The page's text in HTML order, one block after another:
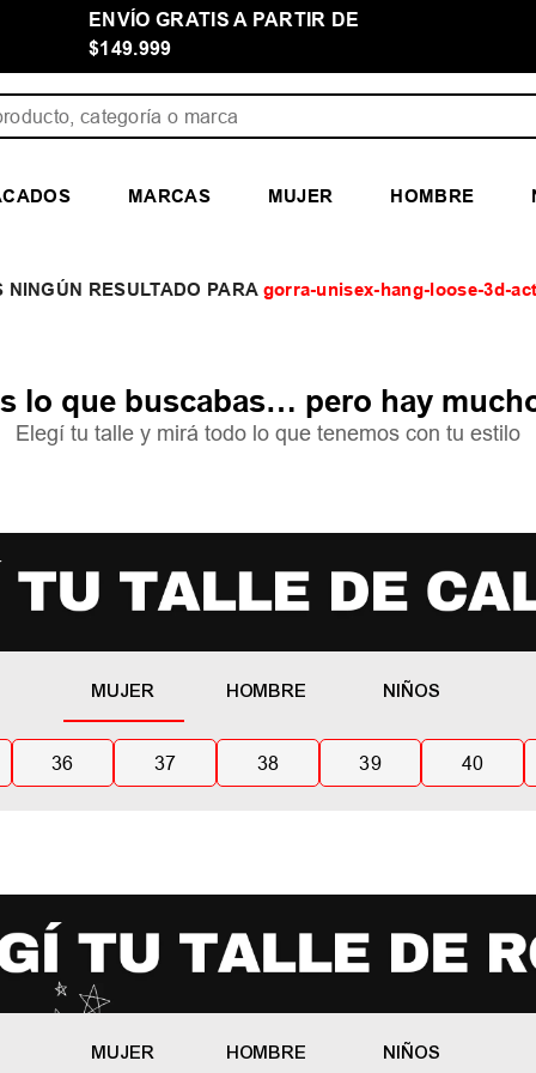
ENVÍO GRATIS A PARTIR DE
$149.999
MARCAS MUJER HOMBRE
gorra-unisex-hang-loose-3d-
lo que buscabas… pero hay
Elegí tu talle y mirá todo lo que tenemos con tu estilo
MUJER HOMBRE NIÑOS
36 37 38 39 40
MUJER HOMBRE NIÑOS